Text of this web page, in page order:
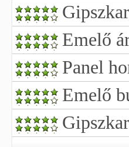
Emelő
Panel
Emelő